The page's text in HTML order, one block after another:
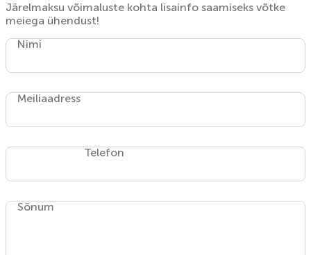
Järelmaksu võimaluste kohta lisainfo saamiseks võtke
meiega ühendust!
Nimi
Meiliaadress
Telefon
Sõnum